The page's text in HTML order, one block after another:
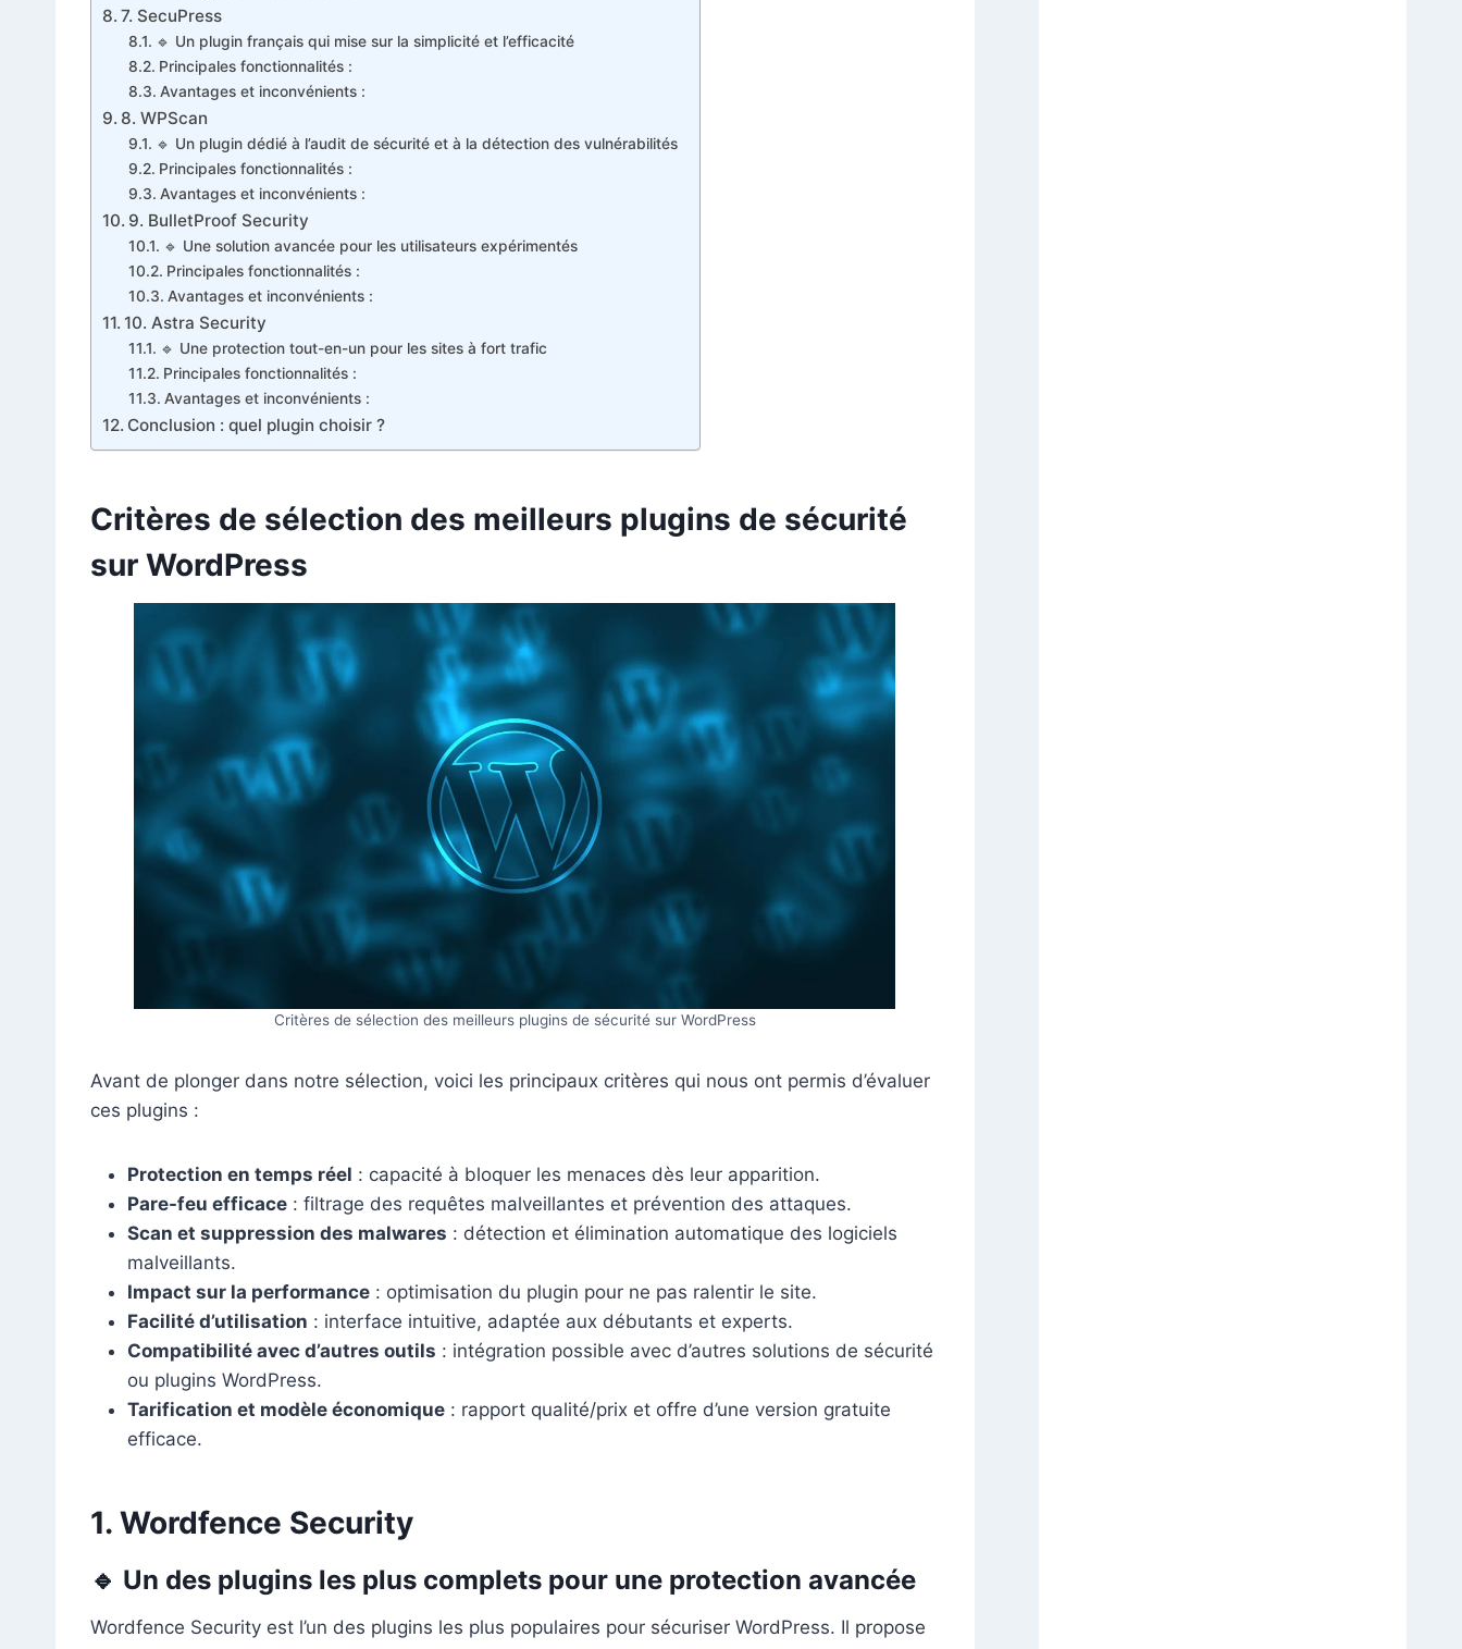
7. SecuPress
🔹 Un plugin français qui mise sur la simplicité et l’efficacité
Principales fonctionnalités :
Avantages et inconvénients :
8. WPScan
🔹 Un plugin dédié à l’audit de sécurité et à la détection des vulnérabilités
Principales fonctionnalités :
Avantages et inconvénients :
9. BulletProof Security
🔹 Une solution avancée pour les utilisateurs expérimentés
Principales fonctionnalités :
Avantages et inconvénients :
10. Astra Security
🔹 Une protection tout-en-un pour les sites à fort trafic
Principales fonctionnalités :
Avantages et inconvénients :
Conclusion : quel plugin choisir ?
Critères de sélection des meilleurs plugins de sécurité
sur WordPress
Critères de sélection des meilleurs plugins de sécurité sur WordPress
Avant de plonger dans notre sélection, voici les principaux critères qui nous ont permis d’évaluer
ces plugins :
Protection en temps réel : capacité à bloquer les menaces dès leur apparition.
Pare-feu efficace : filtrage des requêtes malveillantes et prévention des attaques.
Scan et suppression des malwares : détection et élimination automatique des logiciels
malveillants.
Impact sur la performance : optimisation du plugin pour ne pas ralentir le site.
Facilité d’utilisation : interface intuitive, adaptée aux débutants et experts.
Compatibilité avec d’autres outils : intégration possible avec d’autres solutions de sécurité
ou plugins WordPress.
Tarification et modèle économique : rapport qualité/prix et offre d’une version gratuite
efficace.
1. Wordfence Security
🔹 Un des plugins les plus complets pour une protection avancée
Wordfence Security est l’un des plugins les plus populaires pour sécuriser WordPress. Il propose